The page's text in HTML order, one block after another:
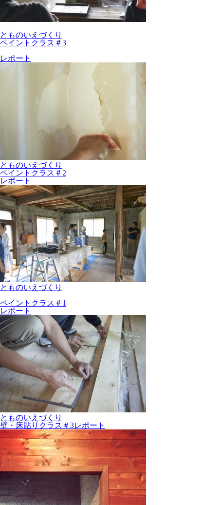
とものいえづくり
ペイントクラス＃3
レポート
とものいえづくり
ペイントクラス＃2
レポート
とものいえづくり
ペイントクラス＃1
レポート
とものいえづくり
壁・床貼りクラス＃3レポート